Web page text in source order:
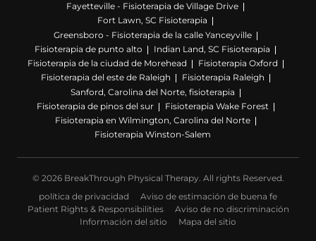
Fayetteville - Fisioterapia de Village Drive
Fort Lawn, SC Fisioterapia
Greensboro - Fisioterapia de la calle Yanceyville
Fisioterapia de punto alto
Indian Land, SC Fisioterapia
Fisioterapia de la ciudad de Morehead
Fisioterapia Oxford
Fisioterapia del este de Raleigh
Fisioterapia Raleigh
Sanford, Carolina del Norte, fisioterapia
Fisioterapia de pinos del sur
Fisioterapia Wake Forest
Fisioterapia en Wilmington, Carolina del Norte
Fisioterapia Winston-Salem
© 2026 BreakThrough Physical Therapy. All rights Reserved.
política de privacidad
Aviso de estimación de buena fe
Patient Rights & Responsibilities
Aviso de no discriminación
Información del sitio
Mapa del sitio